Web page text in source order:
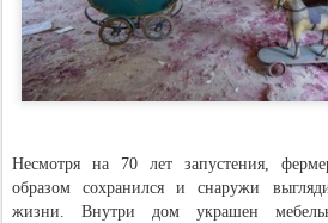
Несмотря на 70 лет запустения,
образом сохранился и снаружи
жизни. Внутри дом украшен